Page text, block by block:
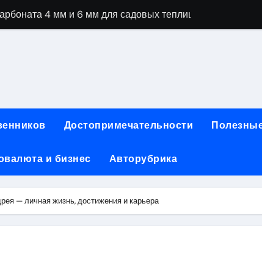
4 мм и 6 мм для садовых теплиц
алгоритмы работы, интерфейсы и совместимость
чемоданов разных производителей:
за 5 минут без верификации и банков с пополнением
и офисы продаж: контакты, адреса и режим работы
Достопримечательности
и бизнес Авторубрика
— личная жизнь, достижения и карьера